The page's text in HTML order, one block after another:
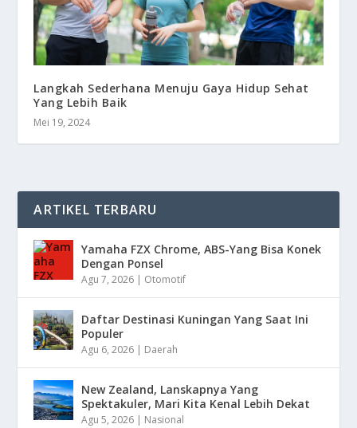
Langkah Sederhana Menuju Gaya Hidup Sehat
Yang Lebih Baik
Mei 19, 2024
ARTIKEL TERBARU
Yamaha FZX Chrome, ABS-Yang Bisa Konek
Dengan Ponsel
Agu 7, 2026 | Otomotif
Daftar Destinasi Kuningan Yang Saat Ini
Populer
Agu 6, 2026 | Daerah
New Zealand, Lanskapnya Yang
Spektakuler, Mari Kita Kenal Lebih Dekat
Agu 5, 2026 | Nasional